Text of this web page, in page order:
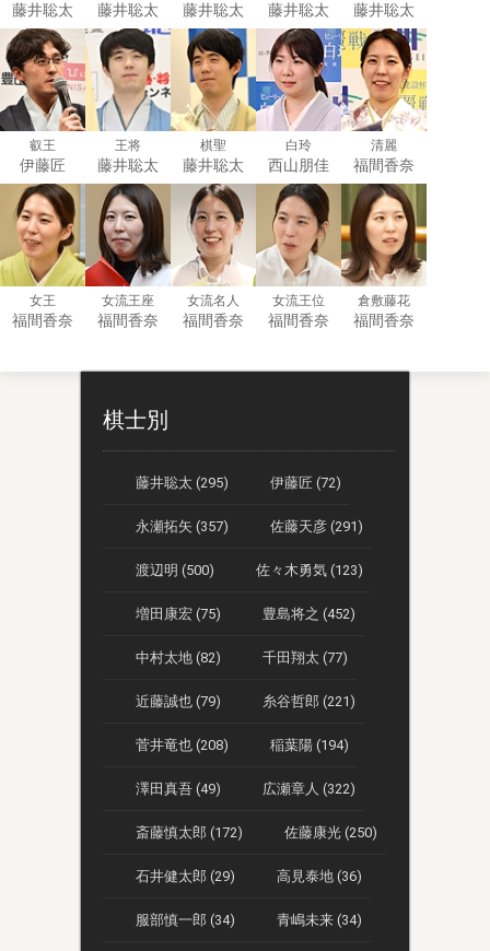
藤井聡太 藤井聡太 藤井聡太 藤井聡太 藤井聡太
叡王
伊藤匠
王将
藤井聡太
棋聖
藤井聡太
白玲
西山朋佳
清麗
福間香奈
女王
福間香奈
女流王座
福間香奈
女流名人
福間香奈
女流王位
福間香奈
倉敷藤花
福間香奈
棋士別
藤井聡太 (295) 伊藤匠 (72)
永瀬拓矢 (357) 佐藤天彦 (291)
渡辺明 (500) 佐々木勇気 (123)
増田康宏 (75) 豊島将之 (452)
中村太地 (82) 千田翔太 (77)
近藤誠也 (79) 糸谷哲郎 (221)
菅井竜也 (208) 稲葉陽 (194)
澤田真吾 (49) 広瀬章人 (322)
斎藤慎太郎 (172) 佐藤康光 (250)
石井健太郎 (29) 高見泰地 (36)
服部慎一郎 (34) 青嶋未来 (34)